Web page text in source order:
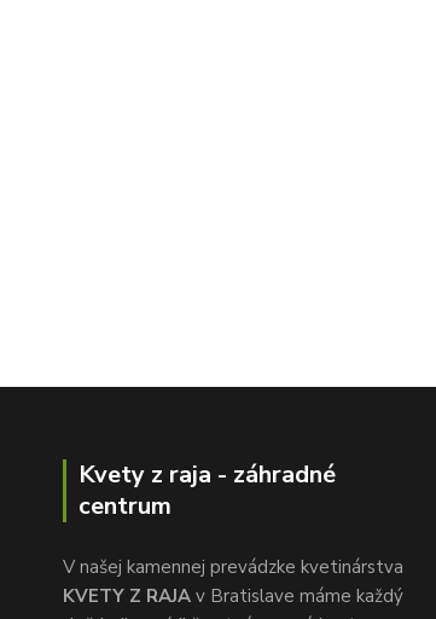
Kvety z raja - záhradné
centrum
V našej kamennej prevádzke kvetinárstva
KVETY Z RAJA v Bratislave máme každý